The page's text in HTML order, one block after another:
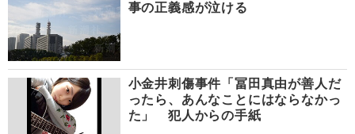
事の正義感が泣ける
小金井刺傷事件「冨田真由が善人だ
ったら、あんなことにはならなかっ
た」 犯人からの手紙